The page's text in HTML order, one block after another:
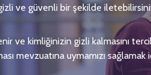
ve güvenli bir şekilde
ve kimliğinizin gizli kalmasını
mevzuatına uymamızı